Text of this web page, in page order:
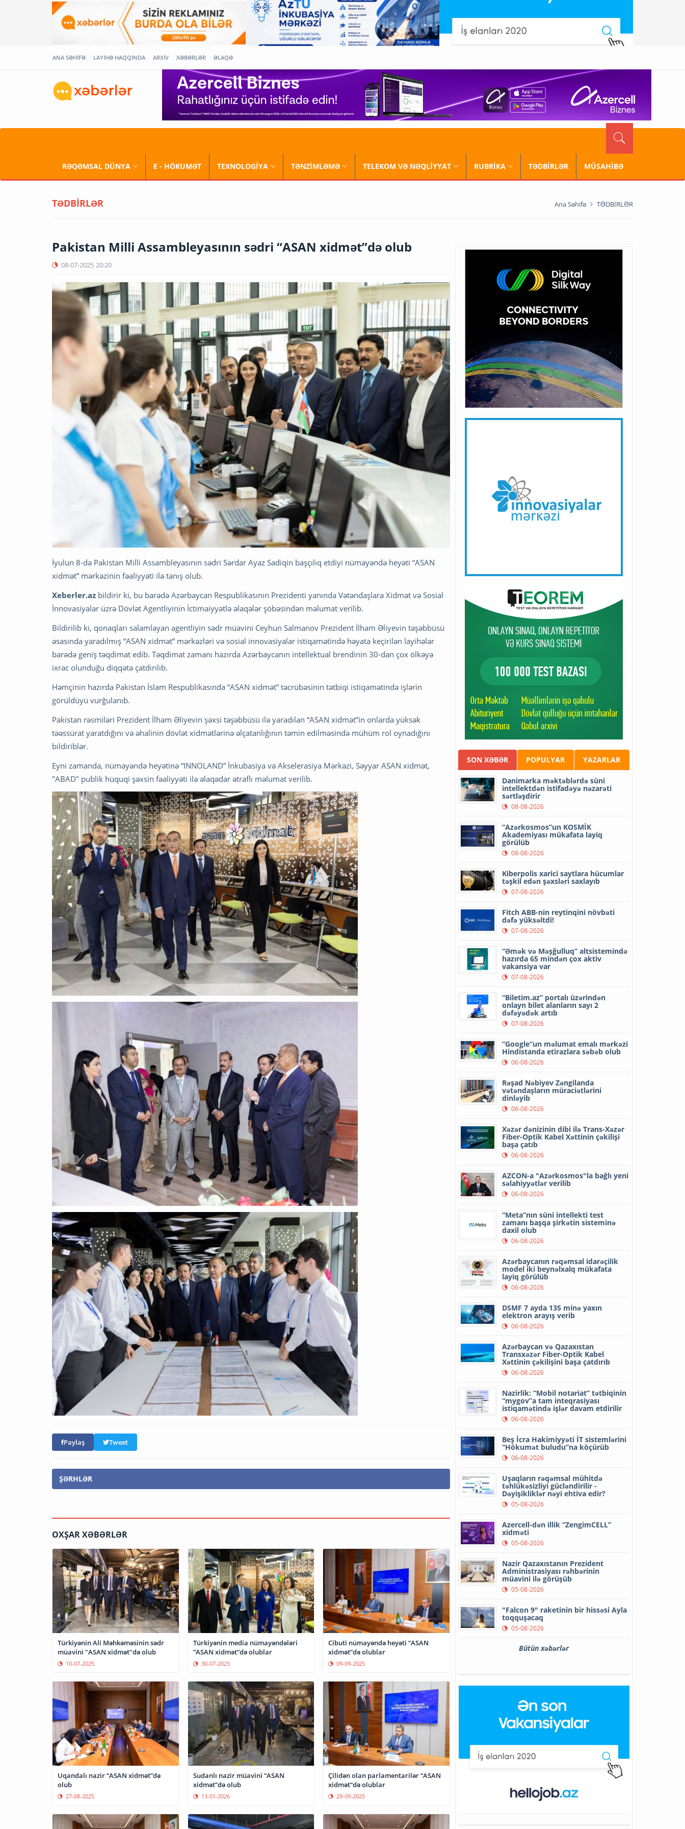
ANA SƏHİFƏ LAYİHƏ HAQQINDA ARXİV XƏBƏRLƏR ƏLAQƏ
RƏQƏMSAL DÜNYA E - HÖKUMƏT TEXNOLOGİYA TƏNZİMLƏMƏ TELEKOM VƏ NƏQLİYYAT RUBRİKA TƏDBİRLƏR MÜSAHİBƏ
TƏDBİRLƏR Ana Səhifə TƏDBİRLƏR
Pakistan Milli Assambleyasının sədri “ASAN xidmət”də olub
08-07-2025 20:20
İyulun 8-də Pakistan Milli Assambleyasının sədri Sərdar Ayaz Sadiqin başçılıq etdiyi nümayəndə heyəti “ASAN
xidmət” mərkəzinin fəaliyyəti ilə tanış olub.
Xeberler.az bildirir ki, bu barədə Azərbaycan Respublikasının Prezidenti yanında Vətəndaşlara Xidmət və Sosial
İnnovasiyalar üzrə Dövlət Agentliyinin İctimaiyyətlə əlaqələr şöbəsindən məlumat verilib.
Bildirilib ki, qonaqları salamlayan agentliyin sədr müavini Ceyhun Salmanov Prezident İlham Əliyevin təşəbbüsü
əsasında yaradılmış “ASAN xidmət” mərkəzləri və sosial innovasiyalar istiqamətində həyata keçirilən layihələr
barədə geniş təqdimat edib. Təqdimat zamanı hazırda Azərbaycanın intellektual brendinin 30-dan çox ölkəyə
ixrac olunduğu diqqətə çatdırılıb.
Həmçinin hazırda Pakistan İslam Respublikasında “ASAN xidmət” təcrübəsinin tətbiqi istiqamətində işlərin
görüldüyü vurğulanıb.
Pakistan rəsmiləri Prezident İlham Əliyevin şəxsi təşəbbüsü ilə yaradılan “ASAN xidmət”in onlarda yüksək
təəssürat yaratdığını və əhalinin dövlət xidmətlərinə əlçatanlığının təmin edilməsində mühüm rol oynadığını
bildiriblər.
Eyni zamanda, nümayəndə heyətinə “INNOLAND” İnkubasiya və Akselerasiya Mərkəzi, Səyyar ASAN xidmət,
"ABAD" publik hüquqi şəxsin fəaliyyəti ilə əlaqədar ətraflı məlumat verilib.
Paylaş Tweet
ŞƏRHLƏR
OXŞAR XƏBƏRLƏR
Türkiyənin Ali Məhkəməsinin sədr
müavini "ASAN xidmət"də olub
10-07-2025
Türkiyənin media nümayəndələri
“ASAN xidmət”də olublar
30-07-2025
Cibuti nümayəndə heyəti “ASAN
xidmət”də olublar
09-09-2025
Uqandalı nazir “ASAN xidmət”də
olub
27-08-2025
Sudanlı nazir müavini “ASAN
xidmət”də olub
13-01-2026
Çilidən olan parlamentarilər “ASAN
xidmət”də olublar
29-09-2025
SON XƏBƏR POPULYAR YAZARLAR
Danimarka məktəblərdə süni
intellektdən istifadəyə nəzarəti
sərtləşdirir
08-08-2026
“Azərkosmos”un KOSMİK
Akademiyası mükafata layiq
görülüb
08-08-2026
Kiberpolis xarici saytlara hücumlar
təşkil edən şəxsləri saxlayıb
07-08-2026
Fitch ABB-nin reytinqini növbəti
dəfə yüksəltdi!
07-08-2026
“Əmək və Məşğulluq” altsistemində
hazırda 65 mindən çox aktiv
vakansiya var
07-08-2026
“Biletim.az” portalı üzərindən
onlayn bilet alanların sayı 2
dəfəyədək artıb
07-08-2026
“Google”un məlumat emalı mərkəzi
Hindistanda etirazlara səbəb olub
06-08-2026
Rəşad Nəbiyev Zəngilanda
vətəndaşların müraciətlərini
dinləyib
06-08-2026
Xəzər dənizinin dibi ilə Trans-Xəzər
Fiber-Optik Kabel Xəttinin çəkilişi
başa çatıb
06-08-2026
AZCON-a "Azərkosmos"la bağlı yeni
səlahiyyətlər verilib
06-08-2026
“Meta”nın süni intellekti test
zamanı başqa şirkətin sisteminə
daxil olub
06-08-2026
Azərbaycanın rəqəmsal idarəçilik
model iki beynəlxalq mükafata
layiq görülüb
06-08-2026
DSMF 7 ayda 135 minə yaxın
elektron arayış verib
06-08-2026
Azərbaycan və Qazaxıstan
Transxəzər Fiber-Optik Kabel
Xəttinin çəkilişini başa çatdırıb
06-08-2026
Nazirlik: “Mobil notariat” tətbiqinin
“mygov”a tam inteqrasiyası
istiqamətində işlər davam etdirilir
06-08-2026
Beş İcra Hakimiyyəti İT sistemlərini
“Hökumət buludu”na köçürüb
06-08-2026
Uşaqların rəqəmsal mühitdə
təhlükəsizliyi gücləndirilir -
Dəyişikliklər nəyi ehtiva edir?
05-08-2026
Azercell-dən illik “ZengimCELL”
xidməti
05-08-2026
Nazir Qazaxıstanın Prezident
Administrasiyası rəhbərinin
müavini ilə görüşüb
05-08-2026
"Falcon 9" raketinin bir hissəsi Ayla
toqquşacaq
05-08-2026
Bütün xəbərlər